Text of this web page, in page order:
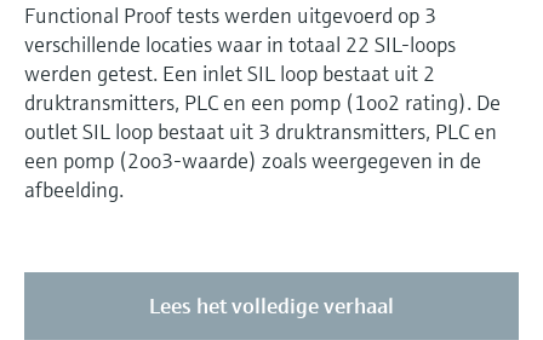
Functional Proof tests werden uitgevoerd op 3
verschillende locaties waar in totaal 22 SIL-loops
werden getest. Een inlet SIL loop bestaat uit 2
druktransmitters, PLC en een pomp (1oo2 rating). De
outlet SIL loop bestaat uit 3 druktransmitters, PLC en
een pomp (2oo3-waarde) zoals weergegeven in de
afbeelding.
Lees het volledige verhaal